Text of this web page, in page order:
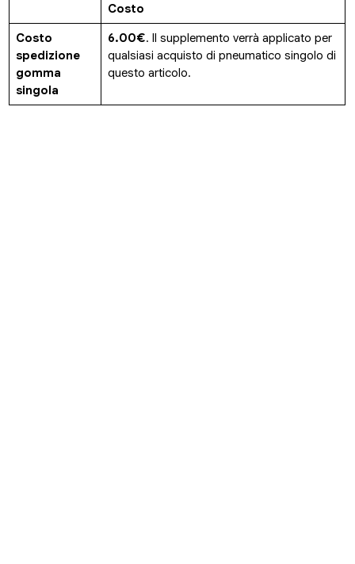
Costo
Costo
spedizione
gomma
singola
6.00€. Il supplemento verrà applicato per
qualsiasi acquisto di pneumatico singolo di
questo articolo.